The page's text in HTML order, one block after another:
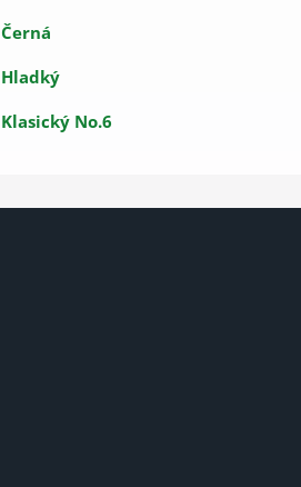
Černá
Hladký
Klasický No.6